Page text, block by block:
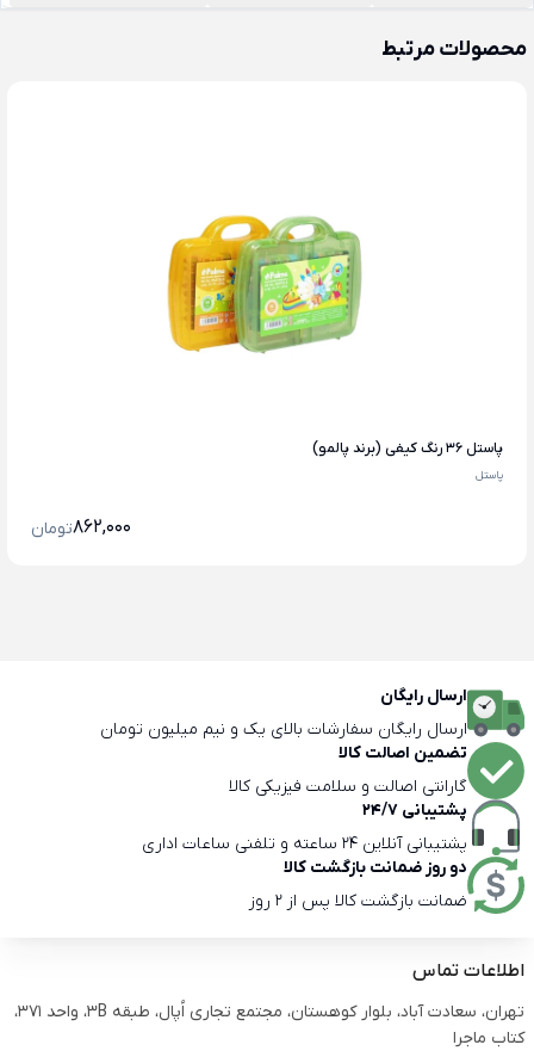
محصولات مرتبط
پاستل 36 رنگ کیفی (برند پالمو)
پاستل
862,000تومان
ارسال رایگان
ارسال رایگان سفارشات بالای یک و نیم میلیون تومان
تضمین اصالت کالا
گارانتی اصالت و سلامت فیزیکی کالا
پشتیبانی 24/7
پشتیبانی آنلاین 24 ساعته و تلفنی ساعات اداری
دو روز ضمانت بازگشت کالا
ضمانت بازگشت کالا پس از 2 روز
اطلاعات تماس
تهران، سعادت آباد، بلوار کوهستان، مجتمع تجاری اُپال، طبقه 3B، واحد 371،
کتاب ماجرا